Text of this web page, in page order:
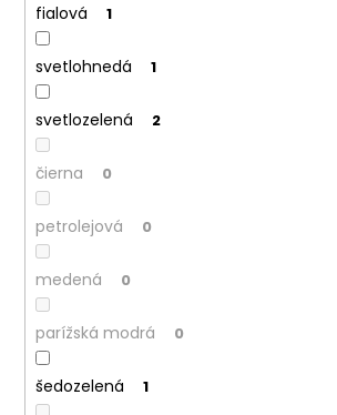
fialová 1
svetlohnedá 1
svetlozelená 2
čierna 0
petrolejová 0
medená 0
parížská modrá 0
šedozelená 1